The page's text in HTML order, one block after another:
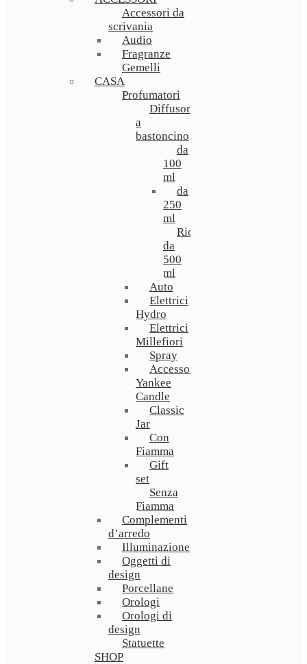
Accessori da
scrivania
Audio
Fragranze
Gemelli
CASA
Profumatori
Diffusori
a
bastoncino
da
100
ml
da
250
ml
Ricarica
da
500
ml
Auto
Elettrici
Hydro
Elettrici
Millefiori
Spray
Accessori
Yankee
Candle
Classic
Jar
Con
Fiamma
Gift
set
Senza
Fiamma
Complementi
d’arredo
Illuminazione
Oggetti di
design
Porcellane
Orologi
Orologi di
design
Statuette
SHOP